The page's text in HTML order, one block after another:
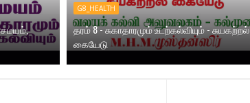
G8_HEALTH
தரம் 8 - சுகாதாரமும் உடற்கல்வியும் - சுயகற்றல்
கையேடு